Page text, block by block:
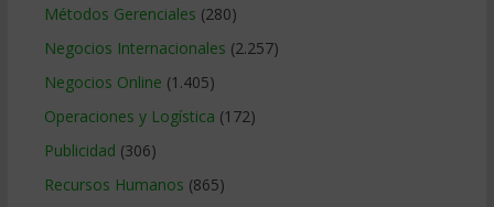
Métodos Gerenciales (280)
Negocios Internacionales (2.257)
Negocios Online (1.405)
Operaciones y Logística (172)
Publicidad (306)
Recursos Humanos (865)